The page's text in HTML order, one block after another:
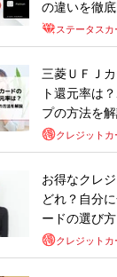
の違いを徹底
ステータス
三菱ＵＦＪ
ト還元率は
プの方法を
クレジット
お得なクレ
どれ？自分
ードの選び方
クレジット